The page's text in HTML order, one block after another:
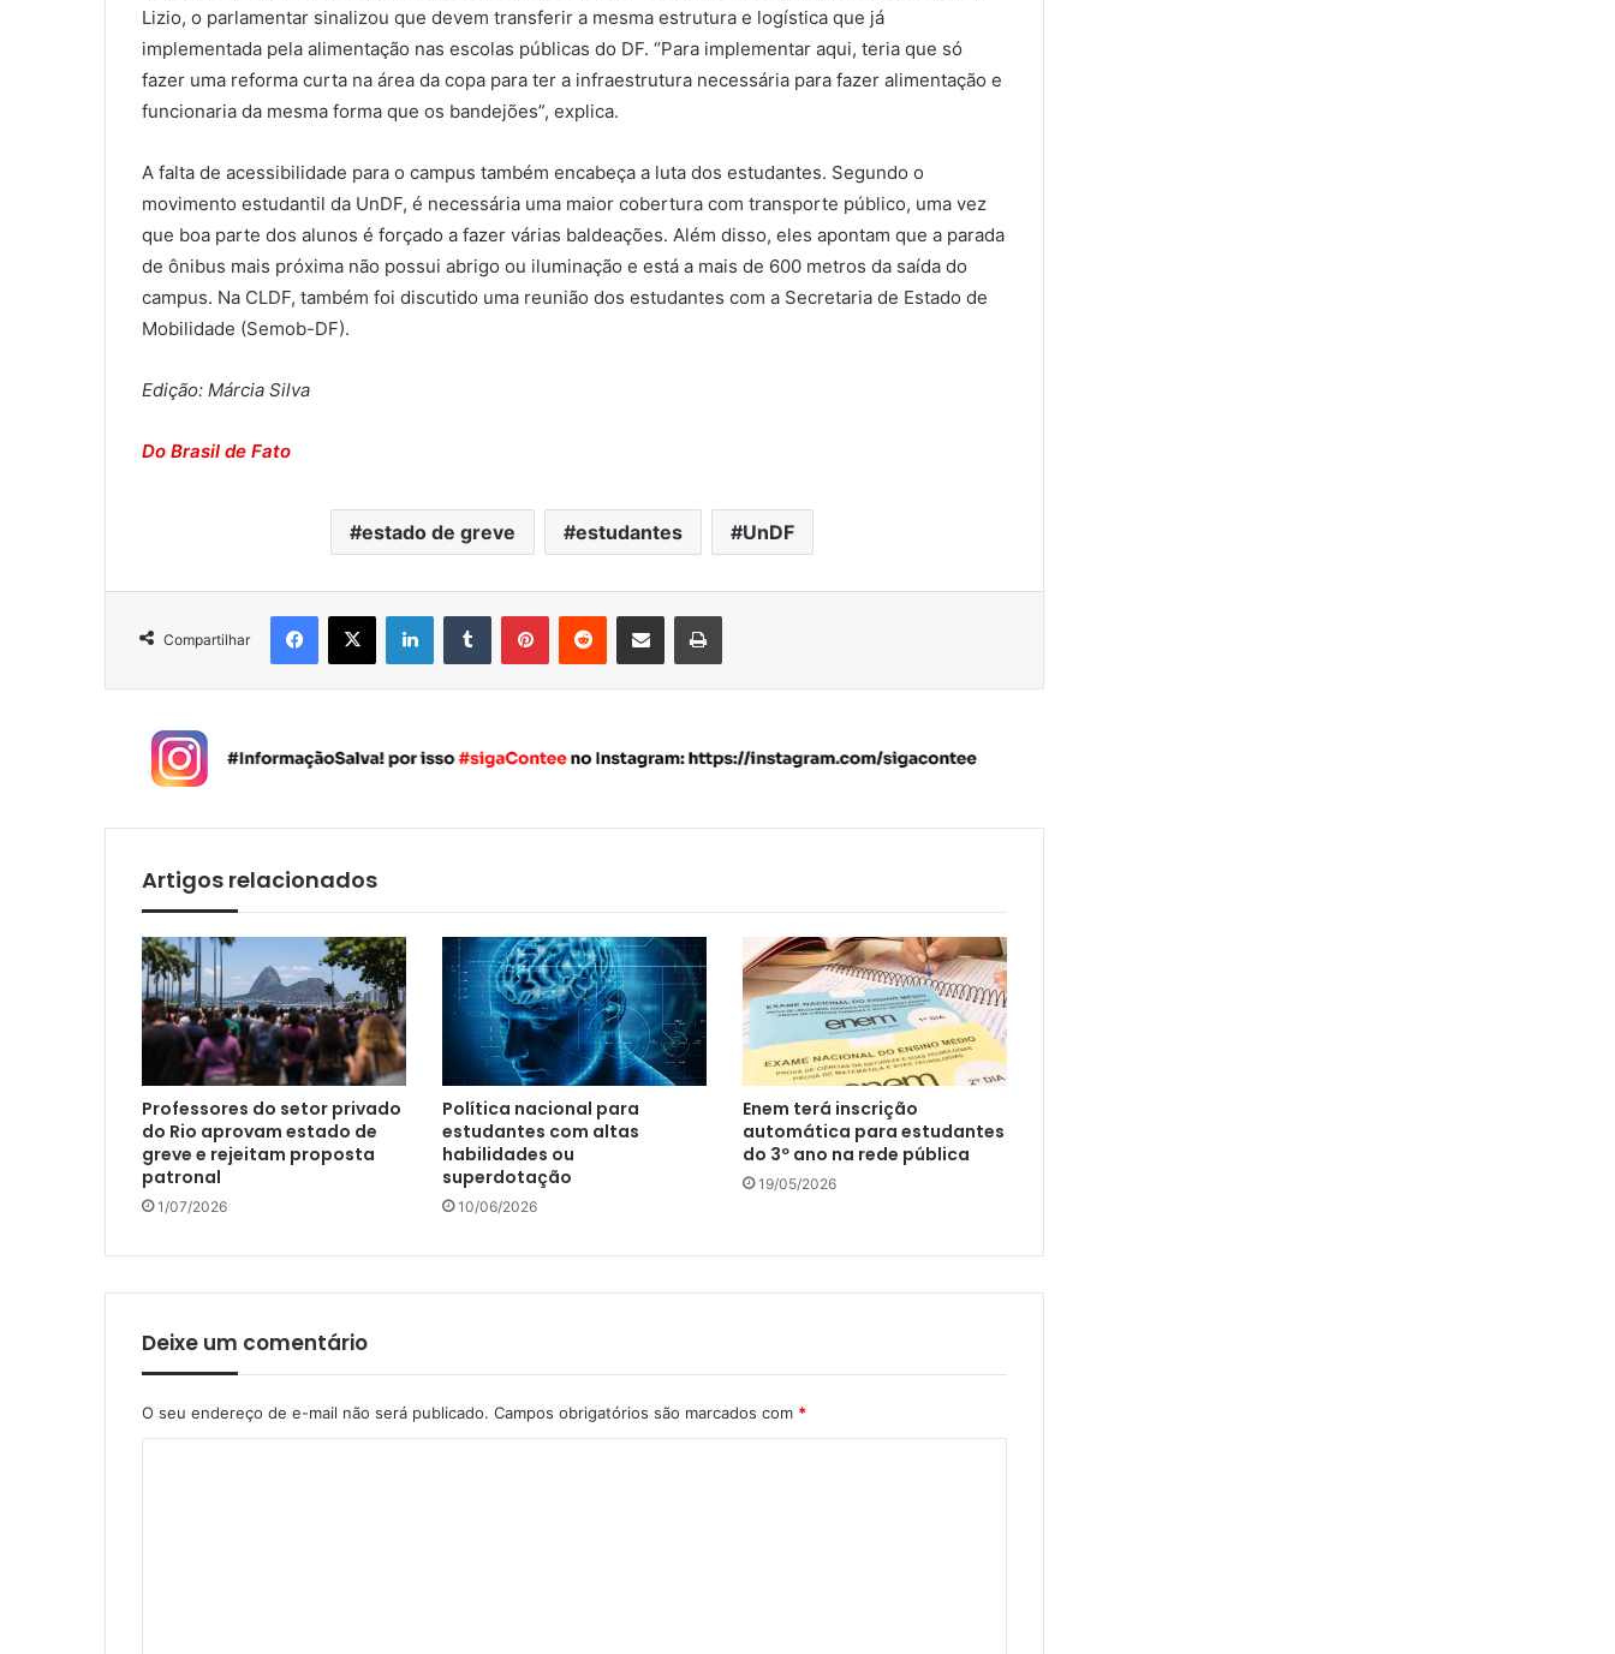
Lizio, o parlamentar sinalizou que devem transferir a mesma estrutura e logística que já
implementada pela alimentação nas escolas públicas do DF. “Para implementar aqui, teria que só
fazer uma reforma curta na área da copa para ter a infraestrutura necessária para fazer alimentação e
funcionaria da mesma forma que os bandejões”, explica.
A falta de acessibilidade para o campus também encabeça a luta dos estudantes. Segundo o
movimento estudantil da UnDF, é necessária uma maior cobertura com transporte público, uma vez
que boa parte dos alunos é forçado a fazer várias baldeações. Além disso, eles apontam que a parada
de ônibus mais próxima não possui abrigo ou iluminação e está a mais de 600 metros da saída do
campus. Na CLDF, também foi discutido uma reunião dos estudantes com a Secretaria de Estado de
Mobilidade (Semob-DF).
Edição: Márcia Silva
Do Brasil de Fato
estado de greve estudantes UnDF
Compartilhar
Artigos relacionados
Professores do setor privado
do Rio aprovam estado de
greve e rejeitam proposta
patronal
1/07/2026
Política nacional para
estudantes com altas
habilidades ou
superdotação
10/06/2026
Enem terá inscrição
automática para estudantes
do 3º ano na rede pública
19/05/2026
Deixe um comentário
O seu endereço de e-mail não será publicado. Campos obrigatórios são marcados com *